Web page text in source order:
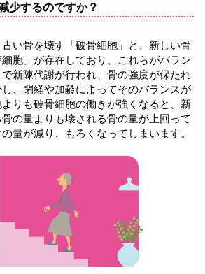
少するのですか？
い骨を壊す「破骨細胞」と、新しい骨
胞」が存在しており、これらがバラン
新陳代謝が行われ、骨の強度が保たれ
、閉経や加齢によってそのバランスが
りも破骨細胞の働きが強くなると、新
の量よりも壊される骨の量が上回って
量が減り、もろくなってしまいます。